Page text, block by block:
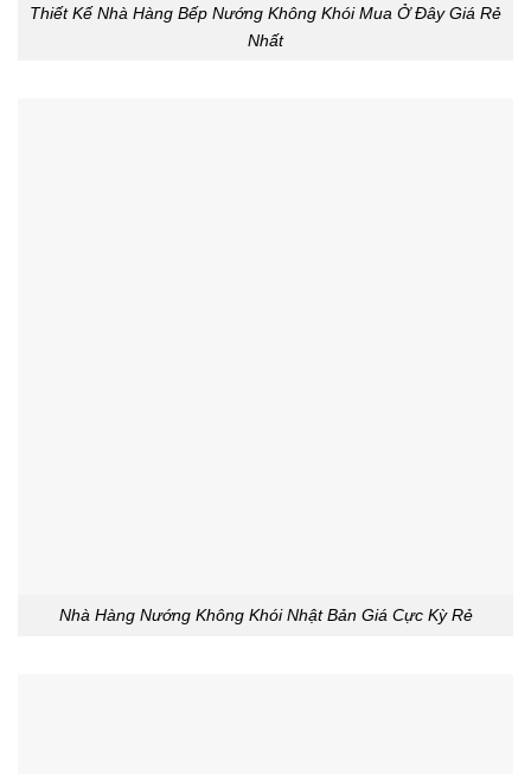
Thiết Kế Nhà Hàng Bếp Nướng Không Khói Mua Ở Đây Giá Rẻ
Nhất
Nhà Hàng Nướng Không Khói Nhật Bản Giá Cực Kỳ Rẻ